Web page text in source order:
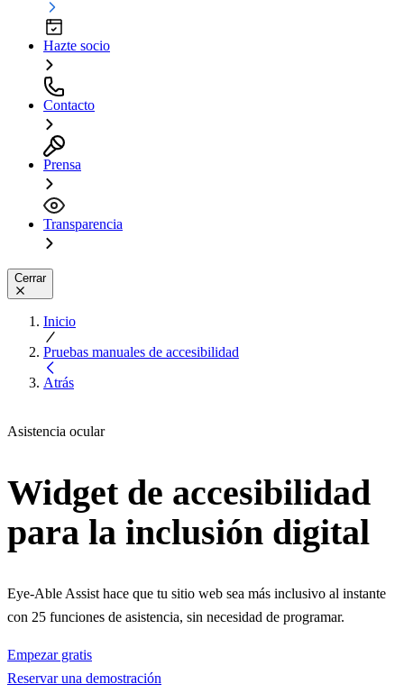
Hazte socio
Contacto
Prensa
Transparencia
Cerrar
Inicio
Pruebas manuales de accesibilidad
Atrás
Asistencia ocular
Widget de accesibilidad
para la inclusión digital
Eye-Able Assist hace que tu sitio web sea más inclusivo al instante
con 25 funciones de asistencia, sin necesidad de programar.
Empezar gratis
Reservar una demostración